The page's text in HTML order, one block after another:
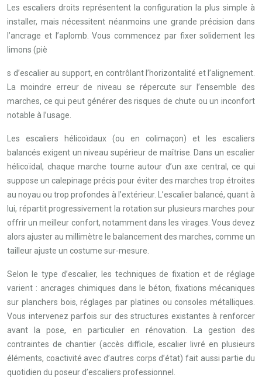
Les escaliers droits représentent la configuration la plus simple à
installer, mais nécessitent néanmoins une grande précision dans
l’ancrage et l’aplomb. Vous commencez par fixer solidement les
limons (piè
s d’escalier au support, en contrôlant l’horizontalité et l’alignement.
La moindre erreur de niveau se répercute sur l’ensemble des
marches, ce qui peut générer des risques de chute ou un inconfort
notable à l’usage.
Les escaliers hélicoïdaux (ou en colimaçon) et les escaliers
balancés exigent un niveau supérieur de maîtrise. Dans un escalier
hélicoïdal, chaque marche tourne autour d’un axe central, ce qui
suppose un calepinage précis pour éviter des marches trop étroites
au noyau ou trop profondes à l’extérieur. L’escalier balancé, quant à
lui, répartit progressivement la rotation sur plusieurs marches pour
offrir un meilleur confort, notamment dans les virages. Vous devez
alors ajuster au millimètre le balancement des marches, comme un
tailleur ajuste un costume sur-mesure.
Selon le type d’escalier, les techniques de fixation et de réglage
varient : ancrages chimiques dans le béton, fixations mécaniques
sur planchers bois, réglages par platines ou consoles métalliques.
Vous intervenez parfois sur des structures existantes à renforcer
avant la pose, en particulier en rénovation. La gestion des
contraintes de chantier (accès difficile, escalier livré en plusieurs
éléments, coactivité avec d’autres corps d’état) fait aussi partie du
quotidien du poseur d’escaliers professionnel.